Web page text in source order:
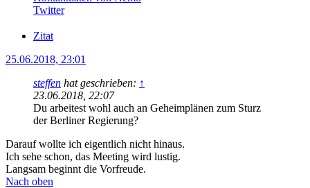
Twitter
Zitat
25.06.2018, 23:01
steffen hat geschrieben: ↑
23.06.2018, 22:07
Du arbeitest wohl auch an Geheimplänen zum Sturz
der Berliner Regierung?
Darauf wollte ich eigentlich nicht hinaus.
Ich sehe schon, das Meeting wird lustig.
Langsam beginnt die Vorfreude.
Nach oben